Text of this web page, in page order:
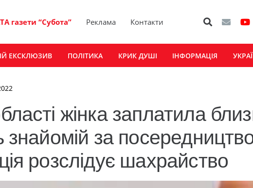
газети “Субота” Реклама Контакти
ЕКСКЛЮЗИВ ПОЛІТИКА КРИК ДУШІ ІНФОРМАЦІЯ
жінка заплатила
знайомій за
розслідує шахрайство